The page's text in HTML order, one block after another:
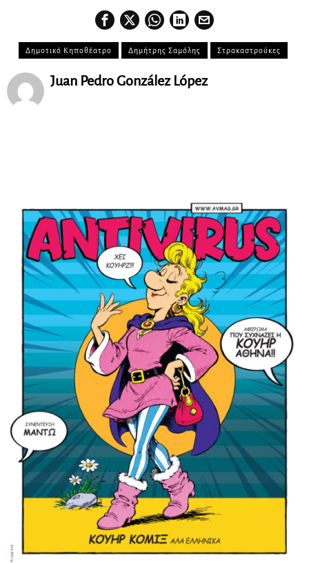
Δημοτικό Κηποθέατρο Δημήτρης Σαμόλης Στρακαστρούκες
Juan Pedro González López